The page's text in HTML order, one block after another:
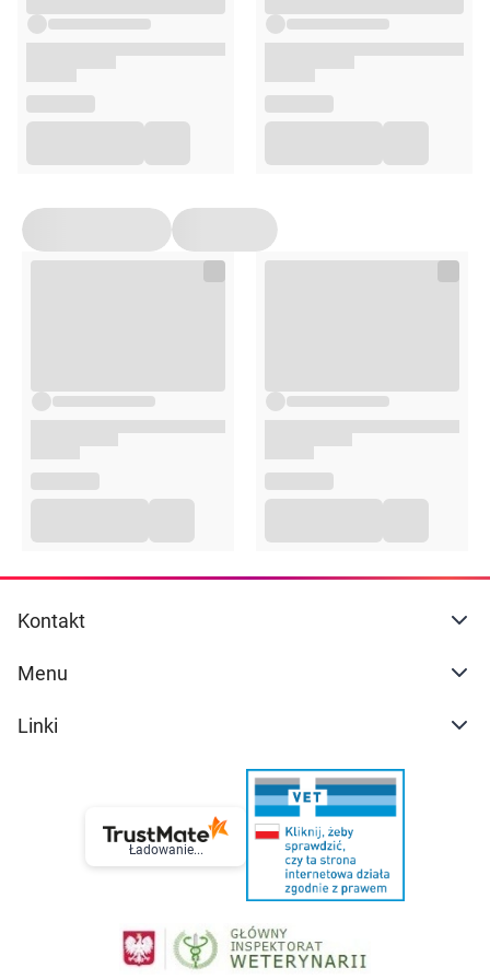
Kontakt
Menu
Linki
Ładowanie...